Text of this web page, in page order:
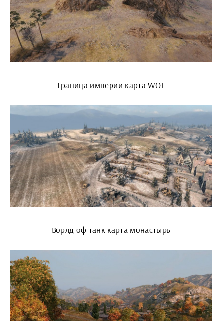
Граница империи карта WOT
Ворлд оф танк карта монастырь